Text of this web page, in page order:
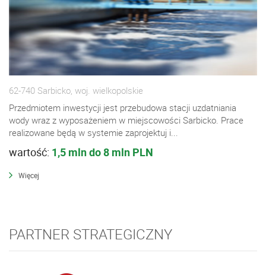
62-740 Sarbicko, woj. wielkopolskie
Przedmiotem inwestycji jest przebudowa stacji uzdatniania
wody wraz z wyposażeniem w miejscowości Sarbicko. Prace
realizowane będą w systemie zaprojektuj i...
wartość: 1,5 mln do 8 mln PLN
Więcej
PARTNER STRATEGICZNY